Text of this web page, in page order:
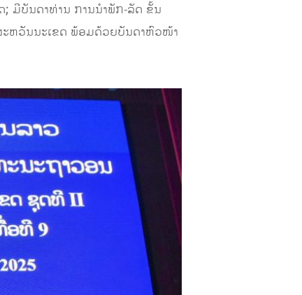
; ມີບັນດາທ່ານ ການນໍາພັກ-ລັດ ຂັ້ນ
ະຫວັນນະເຂດ ພ້ອມດ້ວຍບັນດາຫົວໜ້າ